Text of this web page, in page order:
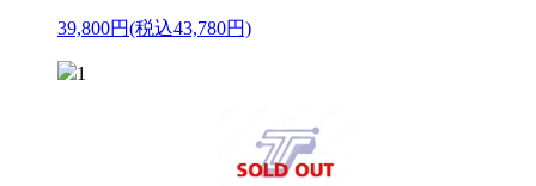
39,800円(税込43,780円)
1